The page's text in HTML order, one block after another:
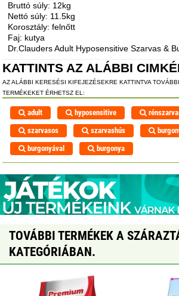
Bruttó súly: 12kg
Nettó súly: 11.5kg
Korosztály: felnőtt
Faj: kutya
Dr.Clauders Adult Hyposensitive Szarvas &
KATTINTS AZ ALÁBBI
AZ ALÁBBI KERESÉSI KIFEJEZÉSEKRE KATTINTVA
TERMÉKEKET ÉRHETSZ EL:
adult hyposensitive
szarvasos
szarvashús
burgonyával
burgonya
TOVÁBBI TERMÉKEK A
KATEGÓRIÁBAN.